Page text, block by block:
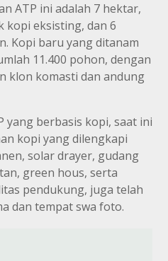
ATP ini adalah 7 hektar,
eksisting, dan 6
Kopi baru yang ditanam
11.400 pohon, dengan
klon komasti dan andung
yang berbasis kopi, saat ini
kopi yang dilengkapi
solar drayer, gudang
green hous, serta
pendukung, juga telah
dan tempat swa foto.